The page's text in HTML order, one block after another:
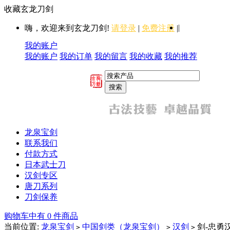
收藏玄龙刀剑
嗨，欢迎来到玄龙刀剑! 请登录 | 免费注册 ||
我的账户
我的账户 我的订单 我的留言 我的收藏 我的推荐
龙泉宝剑
联系我们
付款方式
日本武士刀
汉剑专区
唐刀系列
刀剑保养
购物车中有 0 件商品
当前位置: 龙泉宝剑 > 中国剑类（龙泉宝剑） > 汉剑 > 剑-忠勇